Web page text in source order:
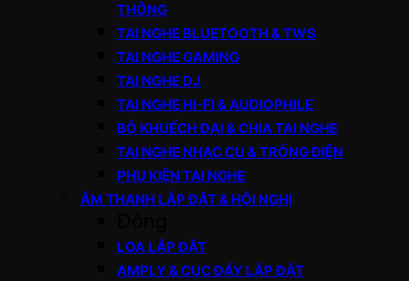
THÔNG
TAI NGHE BLUETOOTH & TWS
TAI NGHE GAMING
TAI NGHE DJ
TAI NGHE HI-FI & AUDIOPHILE
BỘ KHUẾCH ĐẠI & CHIA TAI NGHE
TAI NGHE NHẠC CỤ & TRỐNG ĐIỆN
PHỤ KIỆN TAI NGHE
ÂM THANH LẮP ĐẶT & HỘI NGHỊ
LOA LẮP ĐẶT
AMPLY & CỤC ĐẨY LẮP ĐẶT